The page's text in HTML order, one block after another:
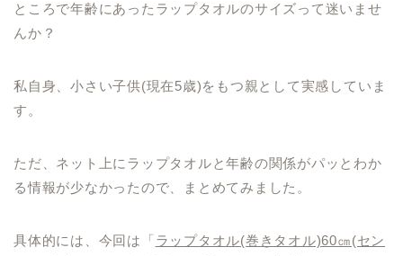
ところで年齢にあったラップタオルのサイズって迷いませ
んか？
私自身、小さい子供(現在5歳)をもつ親として実感していま
す。
ただ、ネット上にラップタオルと年齢の関係がパッとわか
る情報が少なかったので、まとめてみました。
具体的には、今回は「ラップタオル(巻きタオル)60㎝(セン